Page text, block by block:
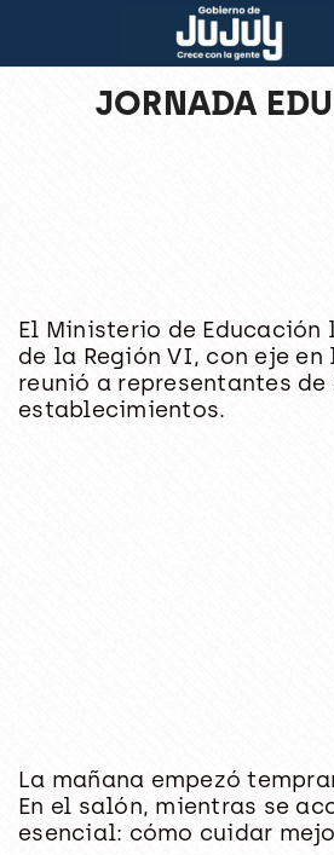
JORNADA
El Ministerio de
de la Región VI, con eje
reunió a representantes
establecimientos.
La mañana empezó
En el salón, mientras se
esencial: cómo cuidar